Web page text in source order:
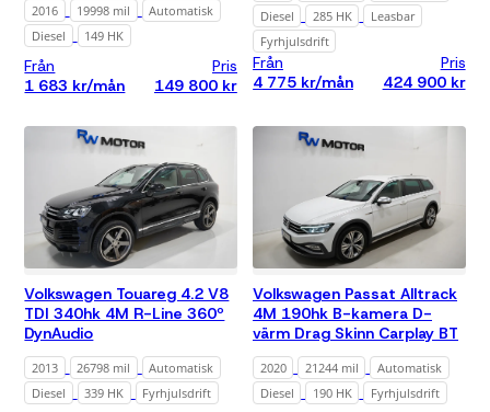
2016 19998 mil
Automatisk
Diesel
149 HK
Från
1 683 kr/mån
Pris
149 800 kr
Diesel
285 HK
Leasbar
Fyrhjulsdrift
Från
4 775 kr/mån
Pris
424 900 kr
Volkswagen Touareg 4.2 V8
TDI 340hk 4M R-Line 360º
DynAudio
2013 26798 mil
Automatisk
Diesel
339 HK Fyrhjulsdrift
Volkswagen Passat Alltrack
4M 190hk B-kamera D-
värm Drag Skinn Carplay BT
2020 21244 mil
Automatisk
Diesel
190 HK Fyrhjulsdrift